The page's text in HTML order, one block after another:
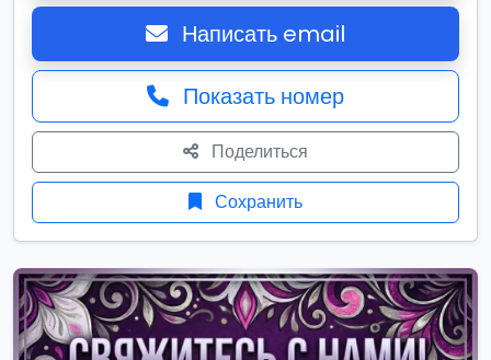
Написать email
Показать номер
Поделиться
Сохранить